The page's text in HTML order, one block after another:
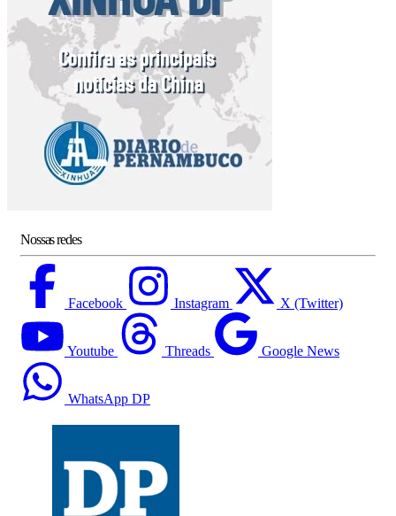
Nossas redes
Facebook Instagram X (Twitter)
Youtube Threads Google News
WhatsApp DP